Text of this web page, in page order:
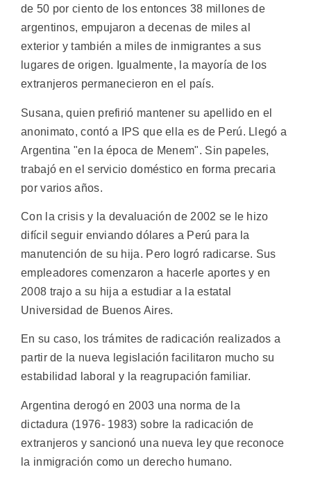
de 50 por ciento de los entonces 38 millones de
argentinos, empujaron a decenas de miles al
exterior y también a miles de inmigrantes a sus
lugares de origen. Igualmente, la mayoría de los
extranjeros permanecieron en el país.
Susana, quien prefirió mantener su apellido en el
anonimato, contó a IPS que ella es de Perú. Llegó a
Argentina "en la época de Menem". Sin papeles,
trabajó en el servicio doméstico en forma precaria
por varios años.
Con la crisis y la devaluación de 2002 se le hizo
difícil seguir enviando dólares a Perú para la
manutención de su hija. Pero logró radicarse. Sus
empleadores comenzaron a hacerle aportes y en
2008 trajo a su hija a estudiar a la estatal
Universidad de Buenos Aires.
En su caso, los trámites de radicación realizados a
partir de la nueva legislación facilitaron mucho su
estabilidad laboral y la reagrupación familiar.
Argentina derogó en 2003 una norma de la
dictadura (1976- 1983) sobre la radicación de
extranjeros y sancionó una nueva ley que reconoce
la inmigración como un derecho humano.